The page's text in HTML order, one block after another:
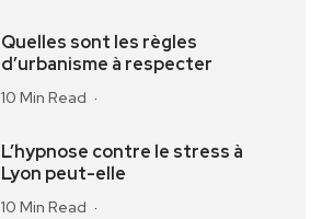
Quelles sont les règles
d’urbanisme à respecter
10 Min Read
L’hypnose contre le stress à
Lyon peut-elle
10 Min Read